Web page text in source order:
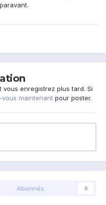
enregistrez plus tard. Si
maintenant pour poster.
Abonnés 0